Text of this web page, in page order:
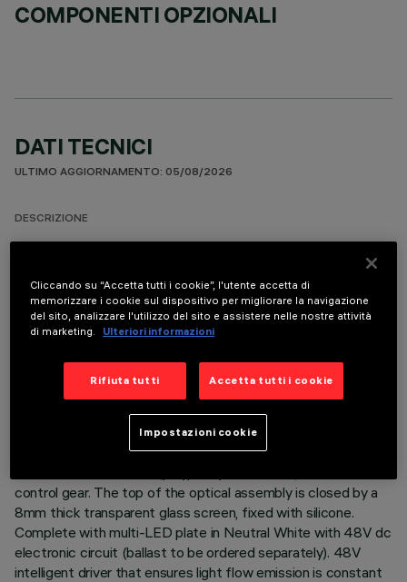
COMPONENTI OPZIONALI
DATI TECNICI
ULTIMO AGGIORNAMENTO: 05/08/2026
DESCRIZIONE
monochrome LED lamps, and a Wall Grazing optic. Ground-,
wall- and ceiling-recessed. Consists of a body and outer
casing for installation, to be ordered separately. Extruded
aluminium body, with die-cast aluminium end caps complete
step, pre-treatment process, in which the main phases are
sealing (with a nano-structured silane layer). The following
painting stage consists of a primer and a liquid acrylic paint,
cured at 150°C, with a high level of weather and UV ray
control gear. The top of the optical assembly is closed by a
8mm thick transparent glass screen, fixed with silicone.
Complete with multi-LED plate in Neutral White with 48V dc
electronic circuit (ballast to be ordered separately). 48V
intelligent driver that ensures light flow emission is constant
Cliccando su “Accetta tutti i cookie”, l'utente accetta di
memorizzare i cookie sul dispositivo per migliorare la navigazione
del sito, analizzare l'utilizzo del sito e assistere nelle nostre attività
di marketing.
Ulteriori informazioni
Rifiuta tutti Accetta tutti i cookie
Impostazioni cookie